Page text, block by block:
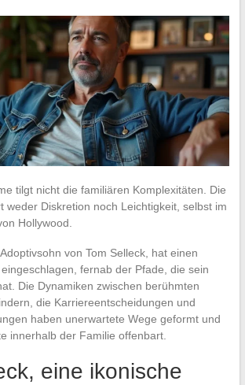
tilgt nicht die familiären Komplexitäten. Die
weder Diskretion noch Leichtigkeit, selbst im
Hollywood.
von Tom Selleck, hat einen
fernab der Pfade, die sein
Die Dynamiken zwischen berühmten
die Karriereentscheidungen und
haben unerwartete Wege geformt und
innerhalb der Familie offenbart.
eine ikonische